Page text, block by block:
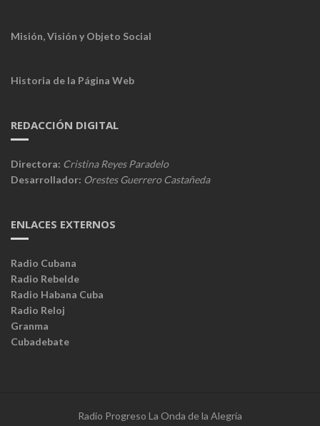
Misión, Visión y Objeto Social
Historia de la Página Web
REDACCIÓN DIGITAL
Directora: Cristina Reyes Paradelo
Desarrollador: Orestes Guerrero Castañeda
ENLACES EXTERNOS
Radio Cubana
Radio Rebelde
Radio Habana Cuba
Radio Reloj
Granma
Cubadebate
Radio Progreso La Onda de la Alegría